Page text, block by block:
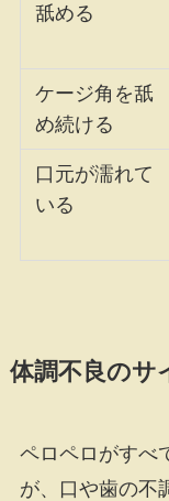
舐める
ケージ角を舐
め続ける
口元が濡れて
いる
体調不良のサ
ペロペロがすべ
が、口や歯の不